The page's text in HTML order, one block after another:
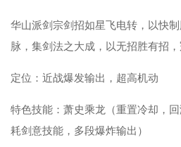
华山派剑宗剑招如星飞电转，以快
脉，集剑法之大成，以无招胜有招，
定位：近战爆发输出，超高机动
特色技能：萧史乘龙（重置冷却，
耗剑意技能，多段爆炸输出）